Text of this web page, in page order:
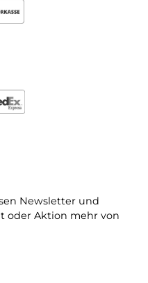
Newsletter und
oder Aktion mehr von